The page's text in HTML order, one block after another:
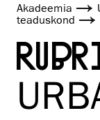
Akadeemia
teaduskond